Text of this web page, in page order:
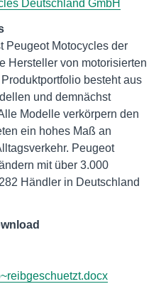
Deutschland GmbH
Peugeot Motocycles der
Hersteller von motorisierten
besteht aus
und demnächst
Modelle verkörpern den
ein hohes Maß an
Peugeot
mit über 3.000
Händler in Deutschland